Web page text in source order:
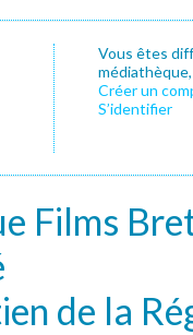
Vous êtes
Créer un
S’identifier
Films
de la